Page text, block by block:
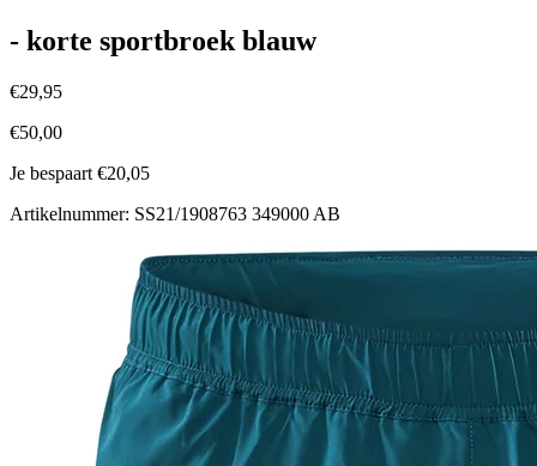
- korte sportbroek blauw
€29,95
€50,00
Je bespaart €20,05
Artikelnummer: SS21/1908763 349000 AB